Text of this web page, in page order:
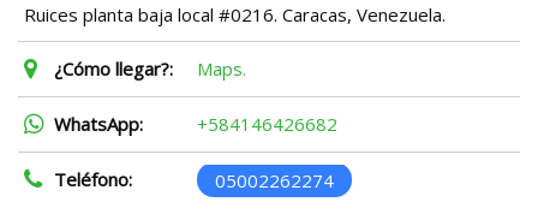
Ruices planta baja local #0216. Caracas, Venezuela.
¿Cómo llegar?: Maps.
WhatsApp: +584146426682
Teléfono: 05002262274